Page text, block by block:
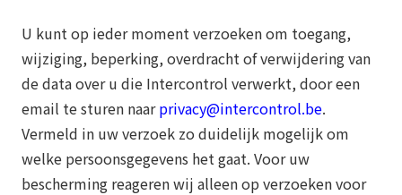
U kunt op ieder moment verzoeken om toegang,
wijziging, beperking, overdracht of verwijdering van
de data over u die Intercontrol verwerkt, door een
email te sturen naarprivacy@intercontrol.be.
Vermeld in uw verzoek zo duidelijk mogelijk om
welke persoonsgegevens het gaat. Voor uw
bescherming reageren wij alleen op verzoeken voor